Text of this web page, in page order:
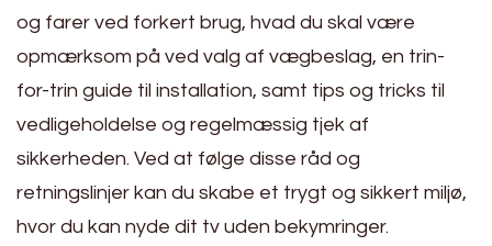
og farer ved forkert brug, hvad du skal være
opmærksom på ved valg af vægbeslag, en trin-
for-trin guide til installation, samt tips og tricks til
vedligeholdelse og regelmæssig tjek af
sikkerheden. Ved at følge disse råd og
retningslinjer kan du skabe et trygt og sikkert miljø,
hvor du kan nyde dit tv uden bekymringer.